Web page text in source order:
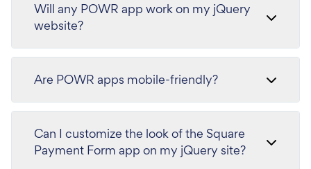
Will any POWR app work on my jQuery
website?
Are POWR apps mobile-friendly?
Can I customize the look of the Square
Payment Form app on my jQuery site?